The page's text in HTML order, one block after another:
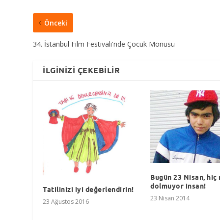
Önceki
34. İstanbul Film Festivali'nde Çocuk Mönüsü
İLGINIZI ÇEKEBILIR
Tatilinizi iyi değerlendirin!
23 Ağustos 2016
Bugün 23 Nisan, hiç
dolmuyor insan!
23 Nisan 2014